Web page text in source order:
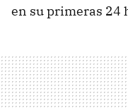
en su primeras 24